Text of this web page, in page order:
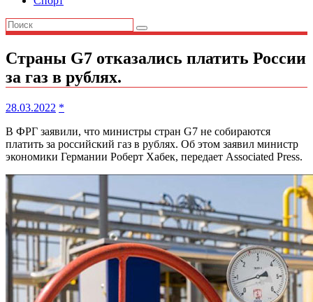
Страны G7 отказались платить России
за газ в рублях.
28.03.2022 *
В ФРГ заявили, что министры стран G7 не собираются
платить за российский газ в рублях. Об этом заявил министр
экономики Германии Роберт Хабек, передает Associated Press.